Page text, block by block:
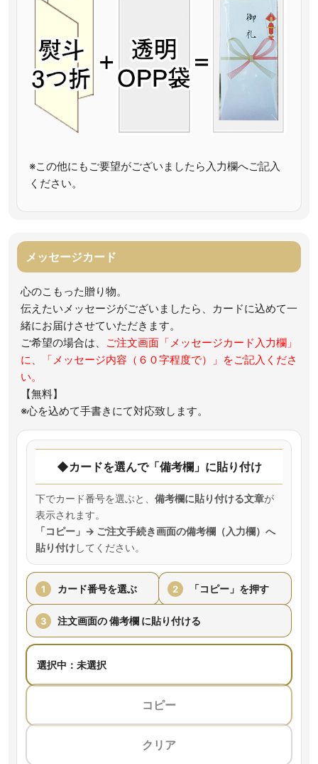
※この他にもご要望がございましたら入力欄へご記入
ください。
メッセージカード
心のこもった贈り物。
伝えたいメッセージがございましたら、カードに込めて一
緒にお届けさせていただきます。
ご希望の場合は、
ご注文画面「メッセージカード入力欄」
に、「メッセージ内容（６０字程度で）」をご記入くださ
い。
【無料】
※心を込めて手書きにて対応致します。
◆カードを選んで「備考欄」に貼り付け
下でカード番号を選ぶと、 備考欄に貼り付ける文章が
表示されます。
「コピー」→ ご注文手続き画面の備考欄（入力欄）へ
貼り付けしてください。
1 カード番号を選ぶ 2 「コピー」を押す
3 注文画面の備考欄 に貼り付ける
選択中：未選択
コピー
クリア